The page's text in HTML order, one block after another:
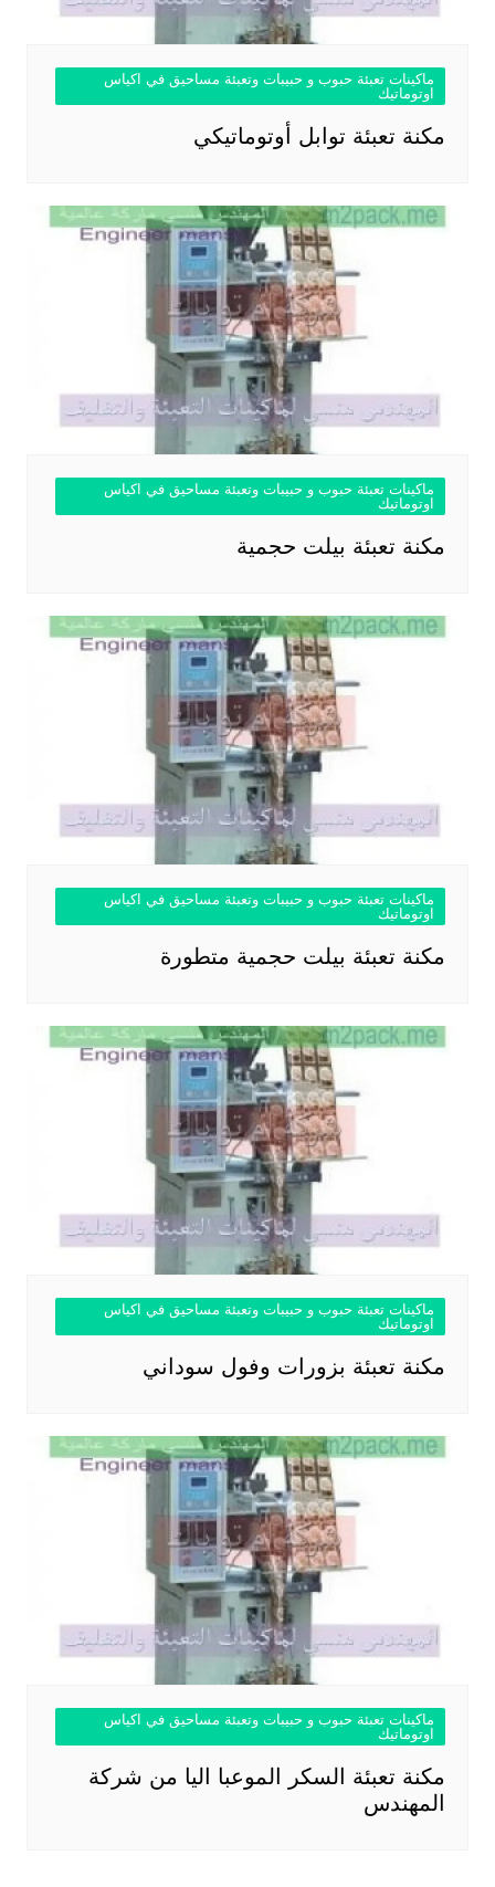
ماكينات تعبئة حبوب و حبيبات وتعبئة مساحيق في اكياس
اوتوماتيك
مكنة تعبئة توابل أوتوماتيكي
ماكينات تعبئة حبوب و حبيبات وتعبئة مساحيق في اكياس
اوتوماتيك
مكنة تعبئة بيلت حجمية
ماكينات تعبئة حبوب و حبيبات وتعبئة مساحيق في اكياس
اوتوماتيك
مكنة تعبئة بيلت حجمية متطورة
ماكينات تعبئة حبوب و حبيبات وتعبئة مساحيق في اكياس
اوتوماتيك
مكنة تعبئة بزورات وفول سوداني
ماكينات تعبئة حبوب و حبيبات وتعبئة مساحيق في اكياس
اوتوماتيك
مكنة تعبئة السكر الموعبا اليا من شركة
المهندس